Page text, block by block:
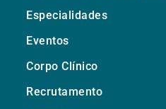
Especialidades
Eventos
Corpo Clínico
Recrutamento